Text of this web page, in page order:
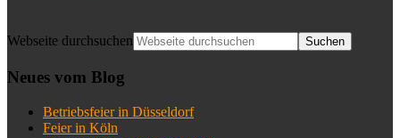
Webseite durchsuchen
Neues vom Blog
Betriebsfeier in Düsseldorf
Feier in Köln